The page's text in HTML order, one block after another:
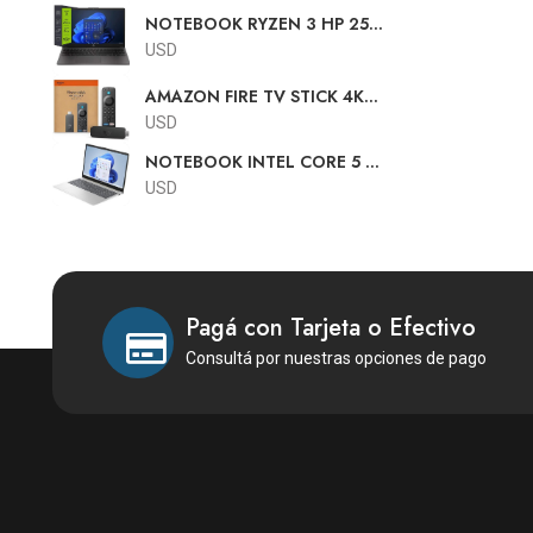
TEC.ESP 83GW004RAC
NOTEBOOK RYZEN 3 HP 255
G10 15.6HD R3-7320U 8GB
ESPAÑOL
USD
AMAZON FIRE TV STICK 4K
SELECT CON ALEXA CON
USD
NOTEBOOK INTEL CORE 5 HP
15-FD0150WM 15.6"FHD
USD
Pagá con Tarjeta o Efectivo
Consultá por nuestras opciones de pago